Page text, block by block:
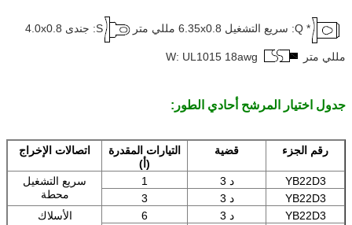
* Q: سريع التشغيل 6.35x0.8 مللي متر S: جندى 4.0x0.8
مللي متر W: UL1015 18awg
جدول اختيار المرشح أحادي الطور:
رقم الجزء قضية
التيارات المقدرة
(أ)
اتصالات الإخراج
YB22D3 د 3 1
سريع التشغيل
محطة
YB22D3 د 3
3
YB22D3
د 3 6
الأسلاك